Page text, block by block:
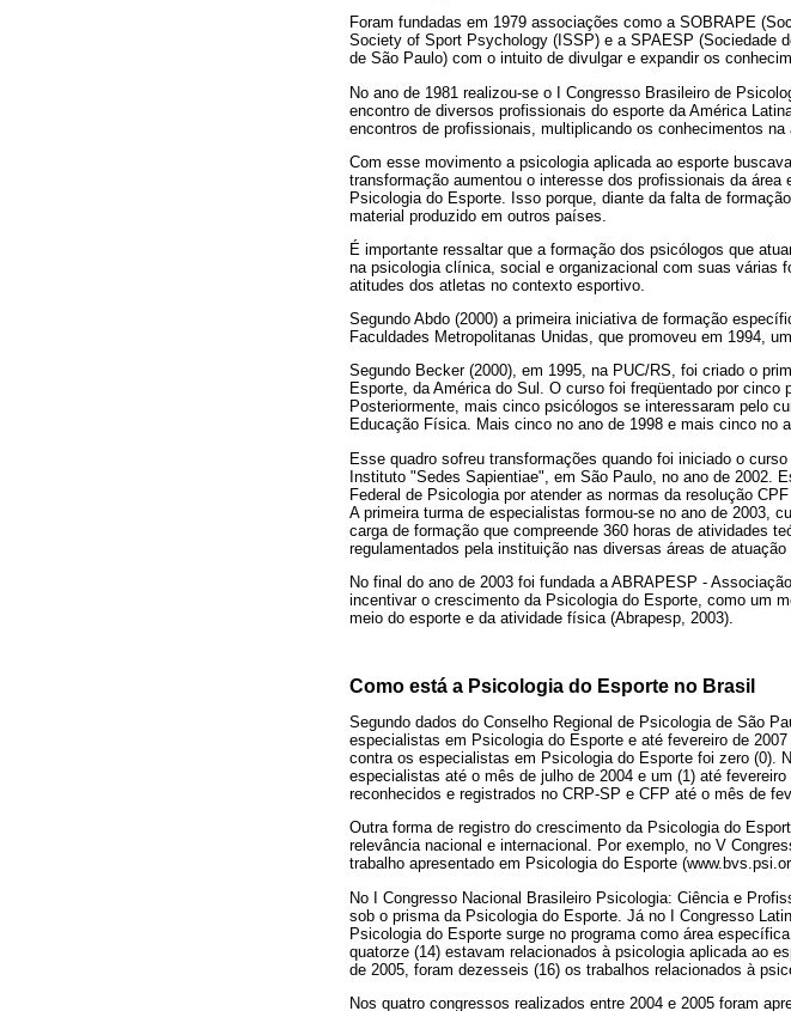
Foram fundadas em 1979 associações como a SOBRAPE
Society of Sport Psychology (ISSP) e a SPAESP (Sociedade
de São Paulo) com o intuito de divulgar e expandir os
No ano de 1981 realizou-se o I Congresso Brasileiro de
encontro de diversos profissionais do esporte da América
encontros de profissionais, multiplicando os conhecimentos na
Com esse movimento a psicologia aplicada ao esporte
transformação aumentou o interesse dos profissionais da
Psicologia do Esporte. Isso porque, diante da falta de
material produzido em outros países.
É importante ressaltar que a formação dos psicólogos que
na psicologia clínica, social e organizacional com suas várias
atitudes dos atletas no contexto esportivo.
Segundo Abdo (2000) a primeira iniciativa de formação
Faculdades Metropolitanas Unidas, que promoveu em 1994,
Segundo Becker (2000), em 1995, na PUC/RS, foi criado o
Esporte, da América do Sul. O curso foi freqüentado por
Posteriormente, mais cinco psicólogos se interessaram pelo
Educação Física. Mais cinco no ano de 1998 e mais cinco no
Esse quadro sofreu transformações quando foi iniciado o
Instituto "Sedes Sapientiae", em São Paulo, no ano de 2002.
Federal de Psicologia por atender as normas da resolução
A primeira turma de especialistas formou-se no ano de 2003,
carga de formação que compreende 360 horas de atividades
regulamentados pela instituição nas diversas áreas de atuação
No final do ano de 2003 foi fundada a ABRAPESP -
incentivar o crescimento da Psicologia do Esporte, como um
meio do esporte e da atividade física (Abrapesp, 2003).
Como está a Psicologia do Esporte no Brasil
Segundo dados do Conselho Regional de Psicologia de São
especialistas em Psicologia do Esporte e até fevereiro de
contra os especialistas em Psicologia do Esporte foi zero (0).
especialistas até o mês de julho de 2004 e um (1) até
reconhecidos e registrados no CRP-SP e CFP até o mês de
Outra forma de registro do crescimento da Psicologia do
relevância nacional e internacional. Por exemplo, no V
trabalho apresentado em Psicologia do Esporte
No I Congresso Nacional Brasileiro Psicologia: Ciência e
sob o prisma da Psicologia do Esporte. Já no I Congresso
Psicologia do Esporte surge no programa como área
quatorze (14) estavam relacionados à psicologia aplicada ao
de 2005, foram dezesseis (16) os trabalhos relacionados à
Nos quatro congressos realizados entre 2004 e 2005 foram